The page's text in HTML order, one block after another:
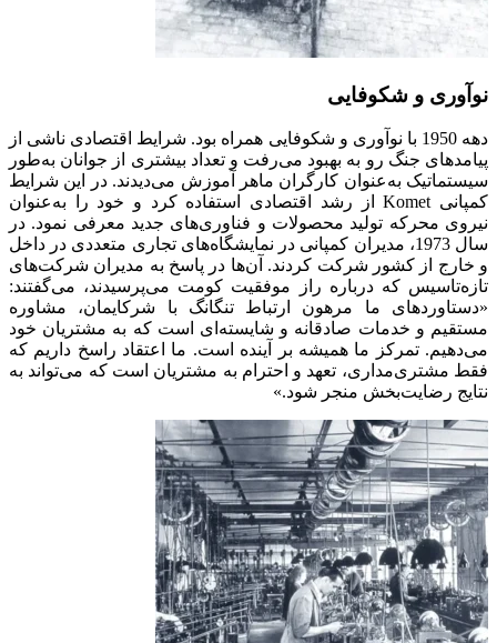
نوآوری و شکوفایی
دهه 1950 با نوآوری و شکوفایی همراه بود. شرایط اقتصادی ناشی از
پیامدهای جنگ رو به بهبود می‌رفت و تعداد بیشتری از جوانان به‌طور
سیستماتیک به‌عنوان کارگران ماهر آموزش می‌دیدند. در این شرایط
کمپانی Komet از رشد اقتصادی استفاده کرد و خود را به‌عنوان
نیروی محرکه تولید محصولات و فناوری‌های جدید معرفی نمود. در
سال 1973، مدیران کمپانی در نمایشگاه‌های تجاری متعددی در داخل
و خارج از کشور شرکت کردند. آن‌ها در پاسخ به مدیران شرکت‌های
تازه‌تاسیس که درباره راز موفقیت کومت می‌پرسیدند، می‌گفتند:
«دستاوردهای ما مرهون ارتباط تنگانگ با شرکایمان، مشاوره
مستقیم و خدمات صادقانه و شایسته‌ای است که به مشتریان خود
می‌دهیم. تمرکز ما همیشه بر آینده است. ما اعتقاد راسخ داریم که
فقط مشتری‌مداری، تعهد و احترام به مشتریان است که می‌تواند به
نتایج رضایت‌بخش منجر شود.»